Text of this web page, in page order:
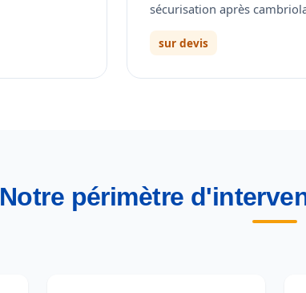
sécurisation après
sur devis
Notre périmètre